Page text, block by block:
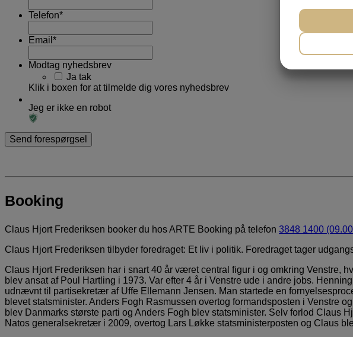
Telefon*
Email *
Modtag nyhedsbrev
Ja tak
Klik i boxen for at tilmelde dig vores nyhedsbrev
Jeg er ikke en robot
Booking
Claus Hjort Frederiksen booker du hos ARTE Booking på telefon 3848 1400
Claus Hjort Frederiksen tilbyder foredraget: Et liv i politik. Foredraget tager
Claus Hjort Frederiksen har i snart 40 år været central figur i og omkring Venstre,
blev ansat af Poul Hartling i 1973. Var efter 4 år i Venstre ude i andre jobs.
udnævnt til partisekretær af Uffe Ellemann Jensen. Man startede en
blevet statsminister. Anders Fogh Rasmussen overtog formandsposten i Venstre
blev Danmarks største parti og Anders Fogh blev statsminister. Selv forlod
Natos generalsekretær i 2009, overtog Lars Løkke statsministerposten og Claus